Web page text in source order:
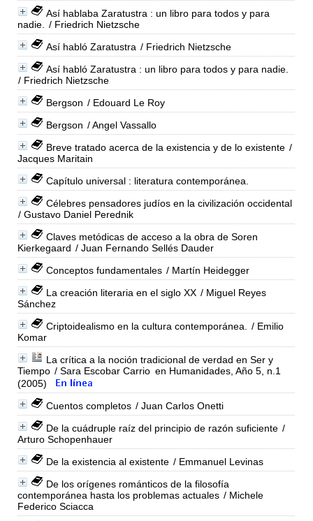
Así hablaba Zaratustra : un libro para todos y para
nadie.
/ Friedrich Nietzsche
Así habló Zaratustra / Friedrich Nietzsche
Así habló Zaratustra : un libro para todos y para nadie.
/ Friedrich Nietzsche
Bergson / Edouard Le Roy
Bergson / Angel Vassallo
Breve tratado acerca de la existencia y de lo existente /
Jacques Maritain
Capítulo universal : literatura contemporánea.
Célebres pensadores judíos en la civilización occidental
/ Gustavo Daniel Perednik
Claves metódicas de acceso a la obra de Soren
Kierkegaard / Juan Fernando Sellés Dauder
Conceptos fundamentales / Martín Heidegger
La creación literaria en el siglo XX / Miguel Reyes
Sánchez
Criptoidealismo en la cultura contemporánea.
/ Emilio
Komar
La crítica a la noción tradicional de verdad en Ser y
Tiempo / Sara Escobar Carrio en Humanidades, Año 5, n.1
(2005)
Cuentos completos / Juan Carlos Onetti
De la cuádruple raíz del principio de razón suficiente /
Arturo Schopenhauer
De la existencia al existente / Emmanuel Levinas
De los orígenes románticos de la filosofía
contemporánea hasta los problemas actuales / Michele
Federico Sciacca